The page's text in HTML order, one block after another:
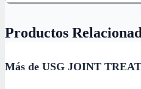
Productos
Más de USG JOINT